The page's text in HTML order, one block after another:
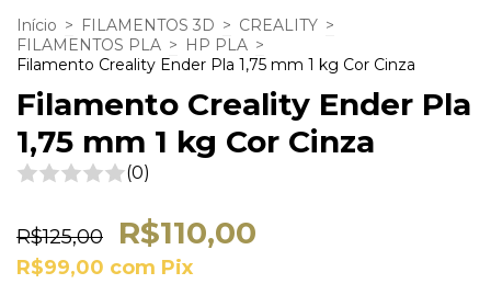
Início > FILAMENTOS 3D > CREALITY >
FILAMENTOS PLA > HP PLA >
Filamento Creality Ender Pla 1,75 mm 1 kg Cor Cinza
Filamento Creality Ender Pla
1,75 mm 1 kg Cor Cinza
(0)
R$125,00 R$110,00
R$99,00 com Pix